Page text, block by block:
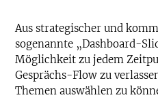
Aus strategischer und
sogenannte „Dashboard-
Möglichkeit zu jedem
Gesprächs-Flow zu
Themen auswählen zu